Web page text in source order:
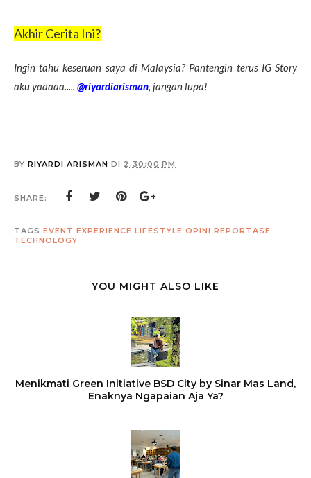
Akhir Cerita Ini?
Ingin tahu keseruan saya di Malaysia? Pantengin terus IG Story
aku yaaaaa..... @riyardiarisman, jangan lupa!
BY RIYARDI ARISMAN DI 2:30:00 PM
SHARE:
TAGS EVENT EXPERIENCE LIFESTYLE OPINI REPORTASE
TECHNOLOGY
YOU MIGHT ALSO LIKE
Menikmati Green Initiative BSD City by Sinar Mas Land,
Enaknya Ngapaian Aja Ya?